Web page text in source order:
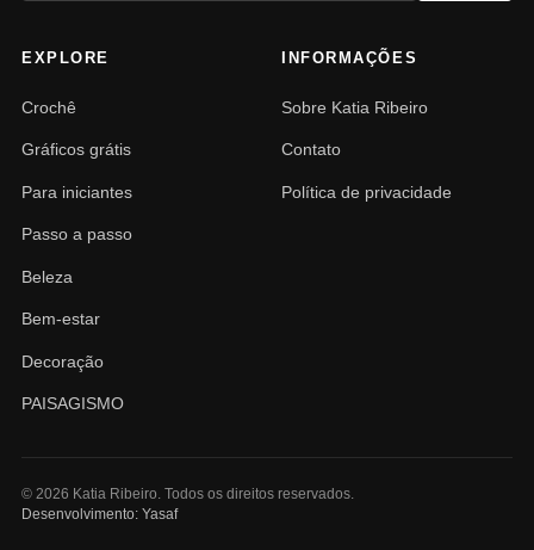
EXPLORE
Crochê
Gráficos grátis
Para iniciantes
Passo a passo
Beleza
Bem-estar
Decoração
PAISAGISMO
INFORMAÇÕES
Sobre Katia Ribeiro
Contato
Política de privacidade
© 2026 Katia Ribeiro. Todos os direitos reservados.
Desenvolvimento: Yasaf